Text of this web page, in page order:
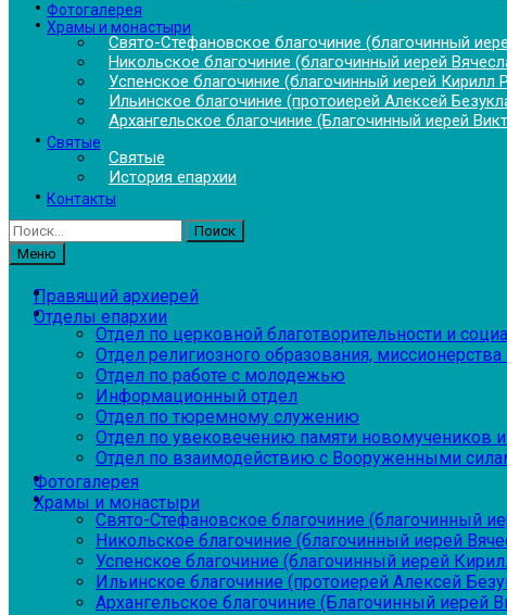
Фотогалерея
Храмы и монастыри
Свято-Стефановское благочиние (благочинный
Никольское благочиние (благочинный иерей
Успенское благочиние (благочинный иерей Кирилл
Ильинское благочиние (протоиерей Алексей
Архангельское благочиние (Благочинный иерей
Святые
Святые
История епархии
Контакты
Найти:
Меню
Правящий архиерей
Отделы епархии
Отдел по церковной благотворительности и
Отдел религиозного образования, миссионерства
Отдел по работе с молодежью
Информационный отдел
Отдел по тюремному служению
Отдел по увековечению памяти новомучеников
Отдел по взаимодействию с Вооруженными
Фотогалерея
Храмы и монастыри
Свято-Стефановское благочиние (благочинный
Никольское благочиние (благочинный иерей
Успенское благочиние (благочинный иерей
Ильинское благочиние (протоиерей Алексей
Архангельское благочиние (Благочинный иерей